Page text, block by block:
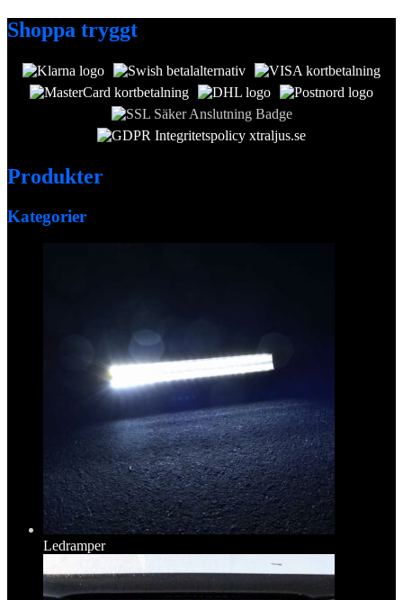
Shoppa tryggt
Produkter
Kategorier
Ledramper